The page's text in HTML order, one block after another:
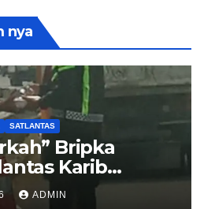
nya
SATLANTAS
Bripka
Karib
Kotak untuk
ADMIN